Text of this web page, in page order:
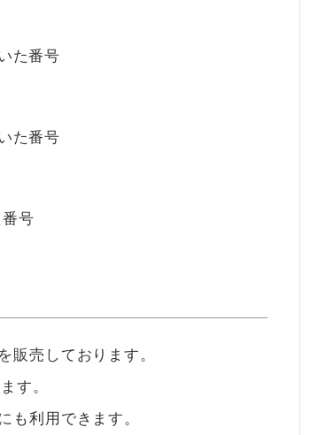
た番号
た番号
号
販売しております。
す。
も利用できます。